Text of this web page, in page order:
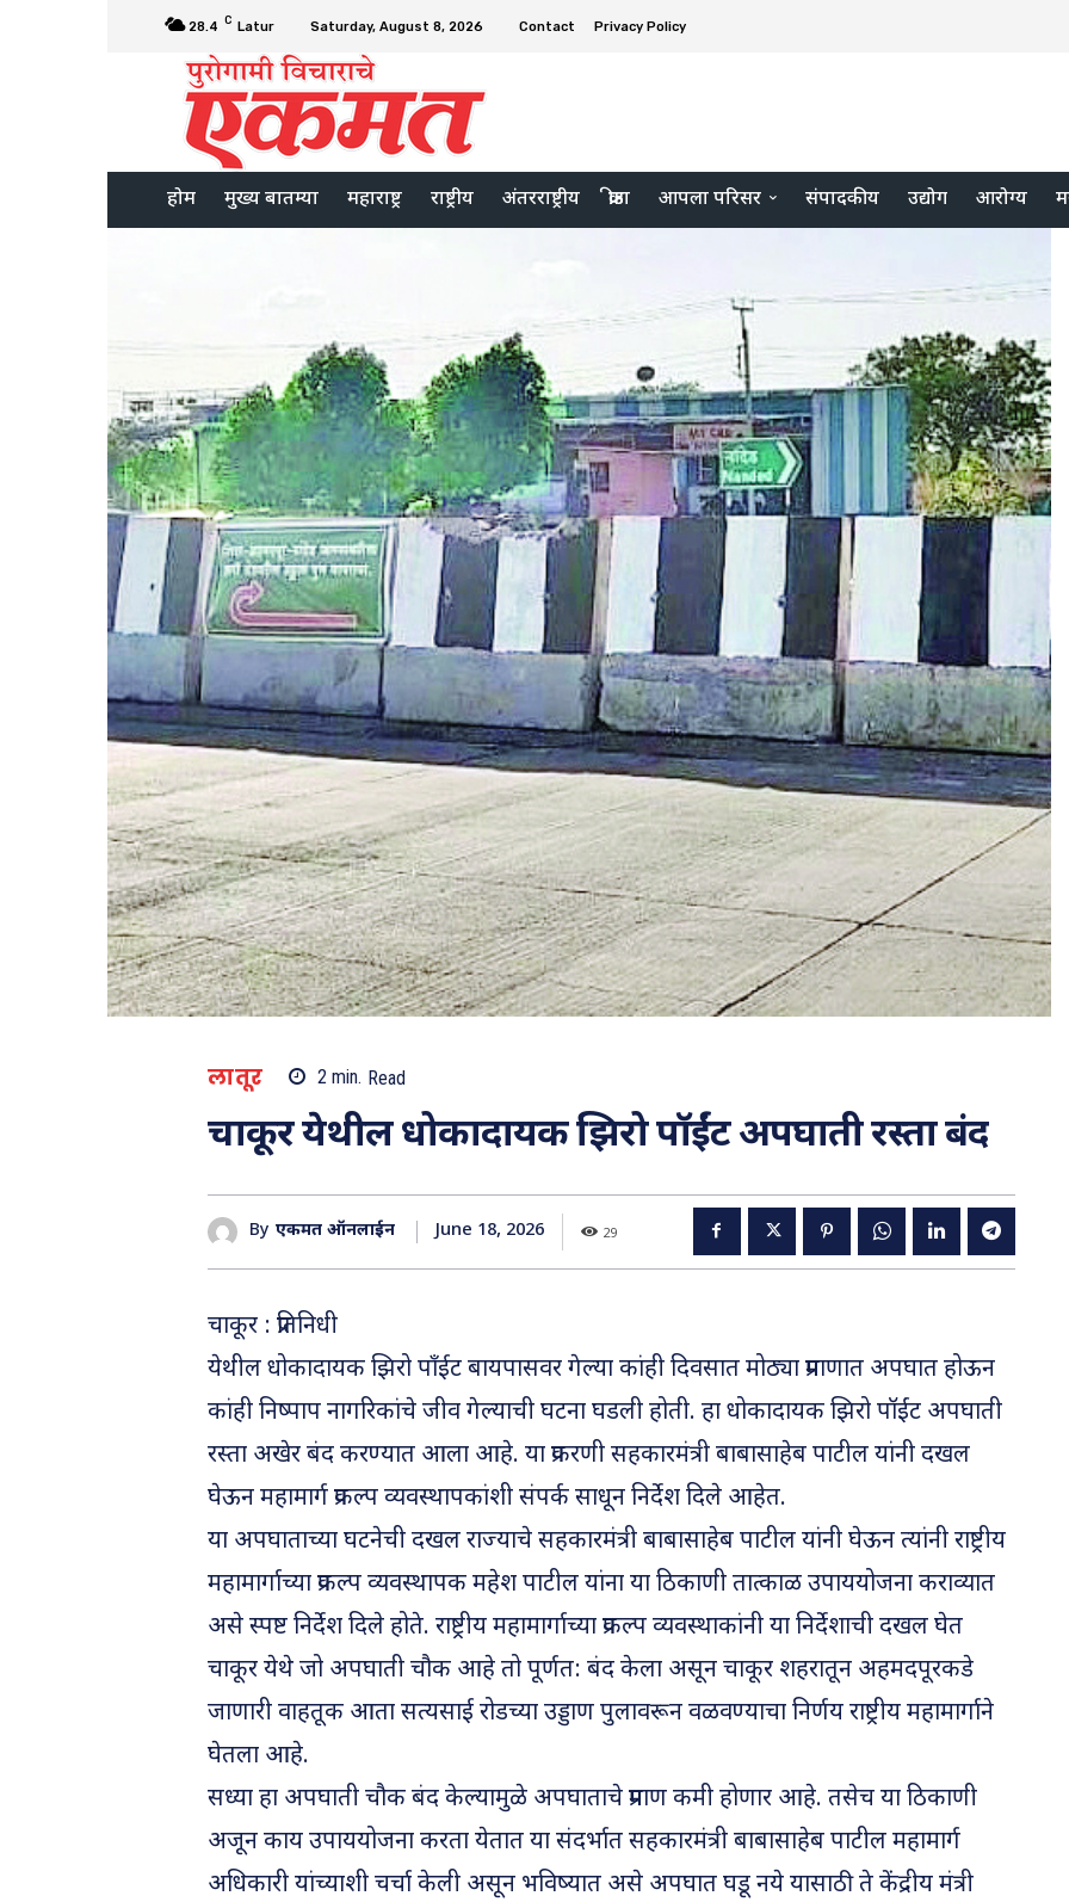
28.4 C Latur Saturday, August 8, 2026 Contact Privacy Policy
होम मुख्य बातम्या महाराष्ट्र राष्ट्रीय अंतरराष्ट्रीय क्रीडा आपला परिसर संपादकीय उद्योग आरोग्य
लातूर 2 min. Read
चाकूर येथील धोकादायक झिरो पॉईंट अपघाती रस्ता बंद
By एकमत ऑनलाईन June 18, 2026 29
चाकूर : प्रतिनिधी
येथील धोकादायक झिरो पॉंईट बायपासवर गेल्या कांही दिवसात मोठ्या प्रमाणात अपघात होऊन
कांही निष्पाप नागरिकांचे जीव गेल्याची घटना घडली होती. हा धोकादायक झिरो पॉईंट अपघाती
रस्ता अखेर बंद करण्यात आला आहे. या प्रकरणी सहकारमंत्री बाबासाहेब पाटील यांनी दखल
घेऊन महामार्ग प्रकल्प व्यवस्थापकांशी संपर्क साधून निर्देश दिले आहेत.
या अपघाताच्या घटनेची दखल राज्याचे सहकारमंत्री बाबासाहेब पाटील यांनी घेऊन त्यांनी राष्ट्रीय
महामार्गाच्या प्रकल्प व्यवस्थापक महेश पाटील यांना या ठिकाणी तात्काळ उपाययोजना कराव्यात
असे स्पष्ट निर्देश दिले होते. राष्ट्रीय महामार्गाच्या प्रकल्प व्यवस्थाकांनी या निर्देशाची दखल घेत
चाकूर येथे जो अपघाती चौक आहे तो पूर्णत: बंद केला असून चाकूर शहरातून अहमदपूरकडे
जाणारी वाहतूक आता सत्यसाई रोडच्या उड्डाण पुलावरून वळवण्याचा निर्णय राष्ट्रीय महामार्गाने
घेतला आहे.
सध्या हा अपघाती चौक बंद केल्यामुळे अपघाताचे प्रमाण कमी होणार आहे. तसेच या ठिकाणी
अजून काय उपाययोजना करता येतात या संदर्भात सहकारमंत्री बाबासाहेब पाटील महामार्ग
अधिकारी यांच्याशी चर्चा केली असून भविष्यात असे अपघात घडू नये यासाठी ते केंद्रीय मंत्री